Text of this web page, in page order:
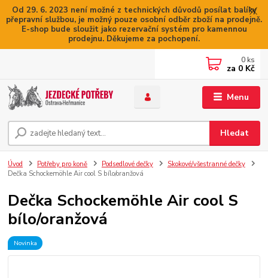
Od 29. 6. 2023 není možné z technických důvodů posílat balíky
přepravní službou, je možný pouze osobní odběr zboží na prodejně.
E-shop bude sloužit jako rezervační systém pro kamennou
prodejnu. Děkujeme za pochopení.
Menu
Hledat
0 ks
za 0 Kč
Úvod Potřeby pro koně Podsedlové dečky
Skokové/všestranné dečky
Dečka Schockemöhle Air cool S bílo/oranžová
Dečka Schockemöhle Air cool S
bílo/oranžová
Novinka